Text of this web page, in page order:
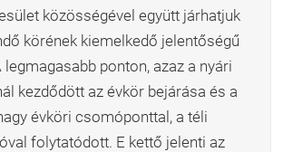
közösségével együtt járhatjuk
körének kiemelkedő jelentőségű
legmagasabb ponton, azaz a nyári
kezdődött az évkör bejárása és a
évköri csomóponttal, a téli
folytatódott. E kettő jelenti az